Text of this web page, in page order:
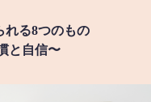
れる8つのもの
と自信〜